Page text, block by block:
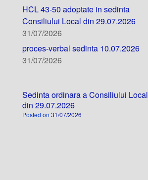
HCL 43-50 adoptate in sedinta
Consiliului Local din 29.07.2026
31/07/2026
proces-verbal sedinta 10.07.2026
31/07/2026
Sedinta ordinara a Consiliului Local
din 29.07.2026
Posted on31/07/2026